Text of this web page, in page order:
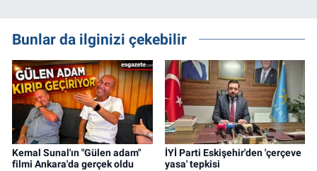
Bunlar da ilginizi çekebilir
Kemal Sunal'ın "Gülen adam"
filmi Ankara'da gerçek oldu
İYİ Parti Eskişehir'den 'çerçeve
yasa' tepkisi